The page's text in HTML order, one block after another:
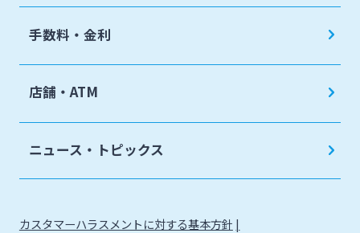
手数料・金利
店舗・ATM
ニュース・トピックス
カスタマーハラスメントに対する基本方針